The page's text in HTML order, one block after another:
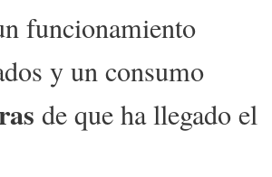
funcionamiento
y un consumo
de que ha llegado el